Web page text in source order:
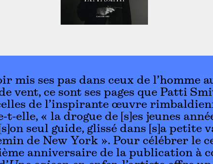
mis ses pas dans ceux de l’homme
vent, ce sont ses pages que Patti
de l’inspirante œuvre
t-elle, « la drogue de [s]es jeunes
seul guide, glissé dans [s]a petite
de New York ». Pour célébrer le
anniversaire de la publication à